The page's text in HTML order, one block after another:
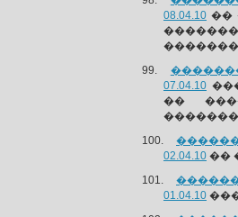
08.04.10 ��
07.04.10
��
02.04.10 ��
01.04.10